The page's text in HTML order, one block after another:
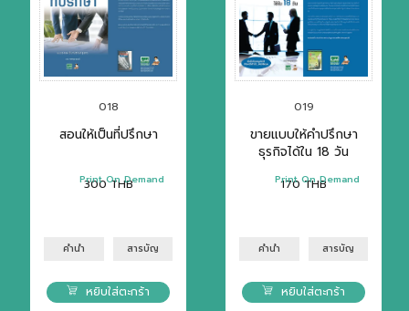
018
สอนให้เป็นที่ปรึกษา
300 THB
Print On Demand
คำนำ สารบัญ
หยิบใส่ตะกร้า
019
ขายแบบให้คำปรึกษา
ธุรกิจได้ใน 18 วัน
170 THB
Print On Demand
คำนำ สารบัญ
หยิบใส่ตะกร้า